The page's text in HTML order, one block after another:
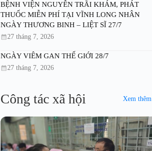
BỆNH VIỆN NGUYỄN TRÃI KHÁM, PHÁT
THUỐC MIỄN PHÍ TẠI VĨNH LONG NHÂN
NGÀY THƯƠNG BINH – LIỆT SĨ 27/7
27 tháng 7, 2026
NGÀY VIÊM GAN THẾ GIỚI 28/7
27 tháng 7, 2026
Công tác xã hội Xem thêm